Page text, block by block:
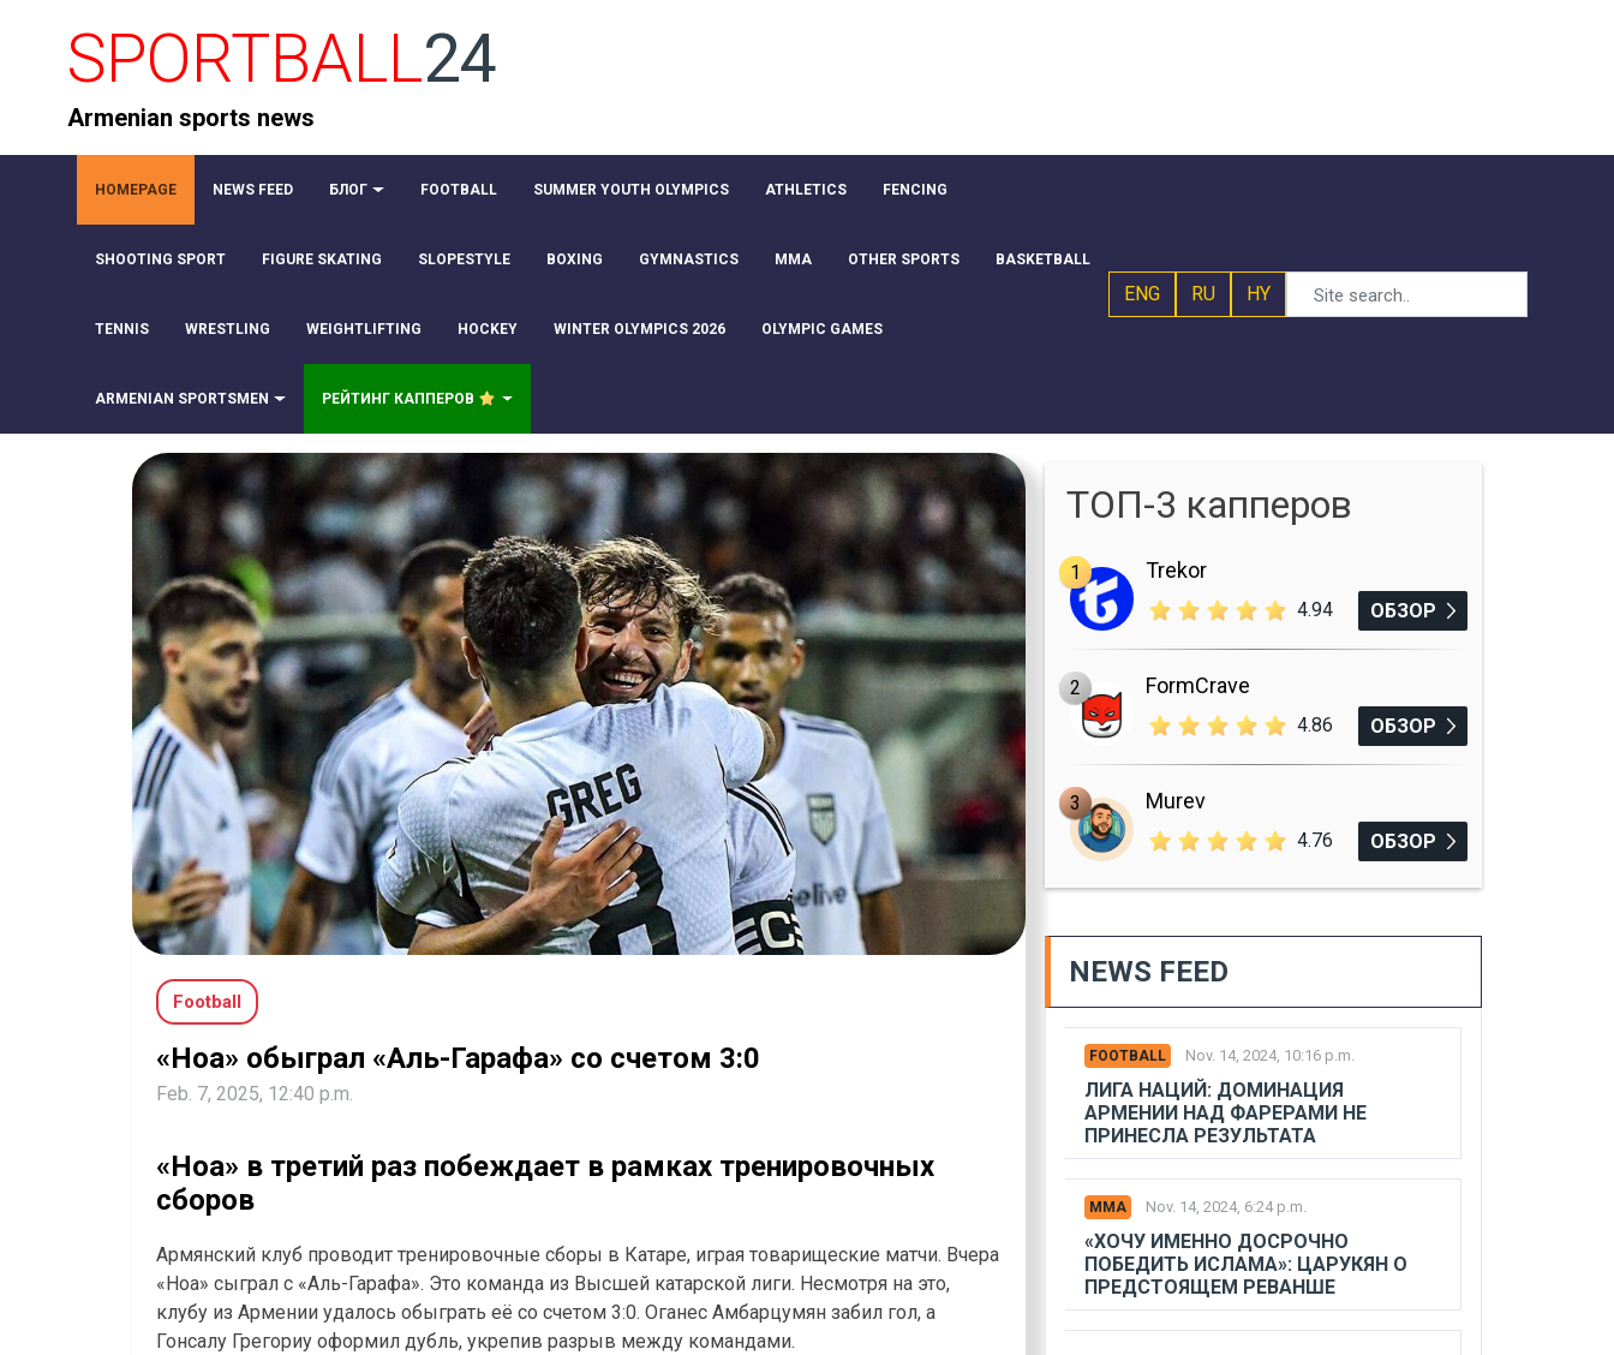
SPORTBALL24
Armenian sports news
HOMEPAGE NEWS FEED БЛОГ FOOTBALL SUMMER YOUTH OLYMPICS ATHLETICS FENCING
SHOOTING SPORT FIGURE SKATING SLOPESTYLE BOXING GYMNASTICS MMA OTHER SPORTS BASKETBALL
TENNIS WRESTLING WEIGHTLIFTING HOCKEY WINTER OLYMPICS 2026 OLYMPIC GAMES
ARMENIAN SPORTSMEN РЕЙТИНГ КАППЕРОВ
ENG RU HY
Football
«Ноа» обыграл «Аль-Гарафа» со счетом 3:0
Feb. 7, 2025, 12:40 p.m.
«Ноа» в третий раз побеждает в рамках тренировочных
сборов
Армянский клуб проводит тренировочные сборы в Катаре, играя товарищеские матчи. Вчера
«Ноа» сыграл с «Аль-Гарафа». Это команда из Высшей катарской лиги. Несмотря на это,
клубу из Армении удалось обыграть её со счетом 3:0. Оганес Амбарцумян забил гол, а
Гонсалу Грегориу оформил дубль, укрепив разрыв между командами.
ТОП-3 капперов
1 Trekor
4.94 ОБЗОР
2 FormCrave
4.86 ОБЗОР
3 Murev
4.76 ОБЗОР
NEWS FEED
FOOTBALL Nov. 14, 2024, 10:16 p.m.
ЛИГА НАЦИЙ: ДОМИНАЦИЯ
АРМЕНИИ НАД ФАРЕРАМИ НЕ
ПРИНЕСЛА РЕЗУЛЬТАТА
MMA Nov. 14, 2024, 6:24 p.m.
«ХОЧУ ИМЕННО ДОСРОЧНО
ПОБЕДИТЬ ИСЛАМА»: ЦАРУКЯН О
ПРЕДСТОЯЩЕМ РЕВАНШЕ